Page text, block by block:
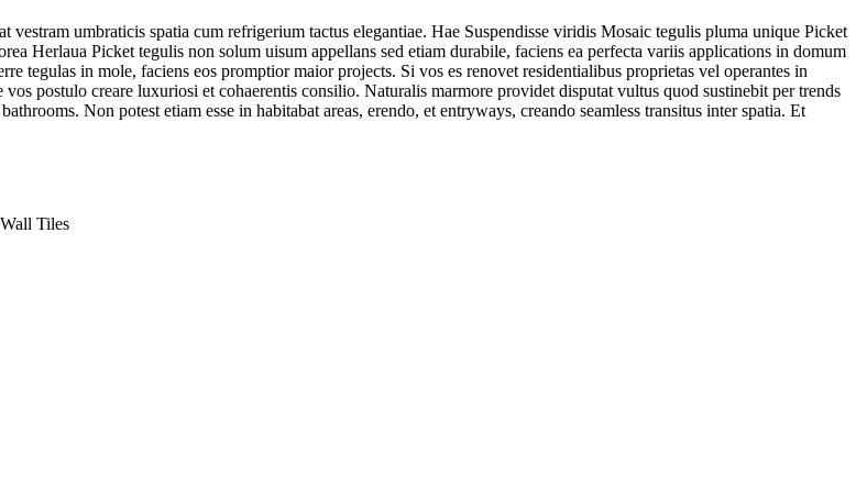
umbraticis spatia cum refrigerium tactus elegantiae. Hae Suspendisse viridis Mosaic tegulis pluma unique Picket
Herlaua Picket tegulis non solum uisum appellans sed etiam durabile, faciens ea perfecta variis applications in domum
tegulas in mole, faciens eos promptior maior projects. Si vos es renovet residentialibus proprietas vel operantes in
postulo creare luxuriosi et cohaerentis consilio. Naturalis marmore providet disputat vultus quod sustinebit per trends
Non potest etiam esse in habitabat areas, erendo, et entryways, creando seamless transitus inter spatia. Et
Tiles